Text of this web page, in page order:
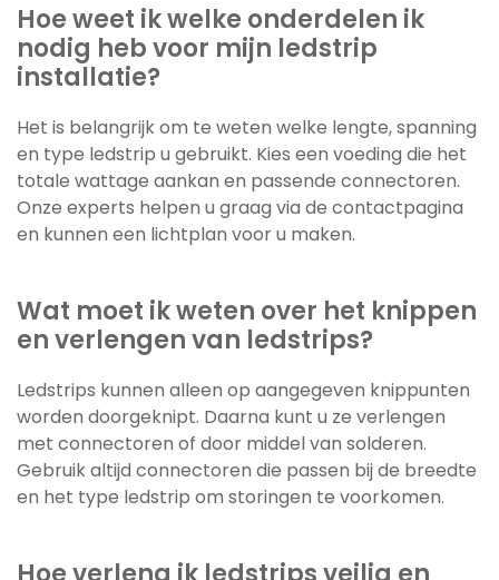
Hoe weet ik welke onderdelen ik
nodig heb voor mijn ledstrip
installatie?
Het is belangrijk om te weten welke lengte, spanning
en type ledstrip u gebruikt. Kies een voeding die het
totale wattage aankan en passende connectoren.
Onze experts helpen u graag via de contactpagina
en kunnen een lichtplan voor u maken.
Wat moet ik weten over het knippen
en verlengen van ledstrips?
Ledstrips kunnen alleen op aangegeven knippunten
worden doorgeknipt. Daarna kunt u ze verlengen
met connectoren of door middel van solderen.
Gebruik altijd connectoren die passen bij de breedte
en het type ledstrip om storingen te voorkomen.